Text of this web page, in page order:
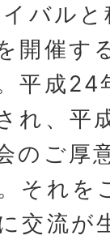
バル
開催す
平成
れ、平
のご厚
それを
交流が